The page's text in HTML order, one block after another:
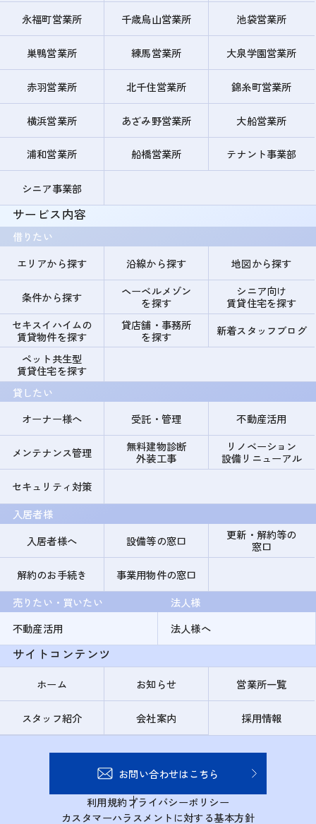
永福町営業所 千歳烏山営業所 池袋営業所
巣鴨営業所 練馬営業所 大泉学園営業所
赤羽営業所 北千住営業所 錦糸町営業所
横浜営業所 あざみ野営業所 大船営業所
浦和営業所 船橋営業所 テナント事業部
シニア事業部
サービス内容
借りたい
エリアから探す
沿線から探す 地図から探す
条件から探す
ヘーベルメゾン
を探す
シニア向け
賃貸住宅を探す
セキスイハイムの
賃貸物件を探す
貸店舗・事務所
を探す
新着スタッフブログ
ペット共生型
賃貸住宅を探す
貸したい
オーナー様へ
受託・管理 不動産活用
メンテナンス管理
無料建物診断
外装工事
リノベーション
設備リニューアル
セキュリティ対策
入居者様
入居者様へ
設備等の窓口
更新・解約等の
窓口
解約のお手続き
事業用物件の窓口
売りたい・買いたい
不動産活用
法人様
法人様へ
サイトコンテンツ
ホーム お知らせ 営業所一覧
スタッフ紹介 会社案内 採用情報
お問い合わせはこちら
利用規約プライバシーポリシー
カスタマーハラスメントに対する基本方針